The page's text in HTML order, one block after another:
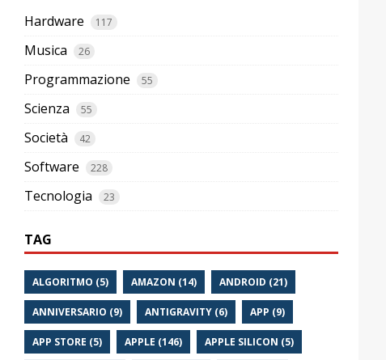
Hardware 117
Musica 26
Programmazione 55
Scienza 55
Società 42
Software 228
Tecnologia 23
TAG
ALGORITMO (5) AMAZON (14) ANDROID (21)
ANNIVERSARIO (9) ANTIGRAVITY (6) APP (9)
APP STORE (5) APPLE (146) APPLE SILICON (5)